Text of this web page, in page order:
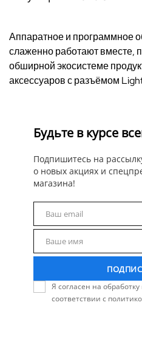
Аппаратное и программное
слаженно работают вместе,
обширной экосистеме
аксессуаров с разъёмом
Будьте в курсе
Подпишитесь на
о новых акциях и
магазина!
Email
Ваш email
Name
Ваше имя
Я согласен на
соответствии с